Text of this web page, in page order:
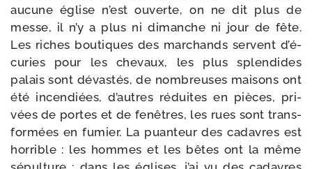
aucune église n’est ouverte, on ne dit plus de
messe, il n’y a plus ni dimanche ni jour de fête.
Les riches bou­tiques des mar­chands servent d’é­
cu­ries pour les che­vaux, les plus splen­dides
palais sont dévas­tés, de nom­breuses mai­sons ont
été incen­diées, d’autres réduites en pièces, pri­
vées de portes et de fenêtres, les rues sont trans­
for­mées en fumier. La puan­teur des cadavres est
hor­rible : les hommes et les bêtes ont la même